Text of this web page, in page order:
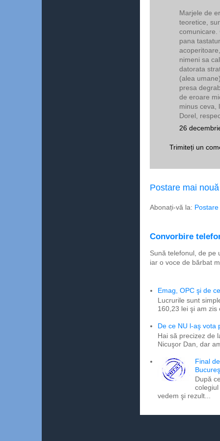
Marjele de
teoretice,
comunicare.
pana
nimeni sa
datorata
(alea
presa
de eroare
minus ceva,
Dorel,
26
Trimiteți un
Postare mai nouă
Abonați-vă la:
Convorbire
Sună telefonul, de pe
iar o voce de bărbat
Emag, OPC şi de
Lucrurile sunt
160,23 lei şi am
De ce NU l-aş vota
Hai să precizez de
Nicuşor Dan, dar
Final
După
vedem şi rezult...